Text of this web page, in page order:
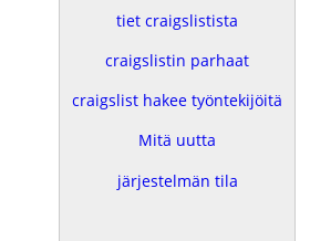
tiet craigslistista
craigslistin parhaat
craigslist hakee työntekijöitä
Mitä uutta
järjestelmän tila